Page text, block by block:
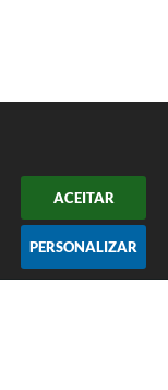
ACEITAR
PERSONALIZAR